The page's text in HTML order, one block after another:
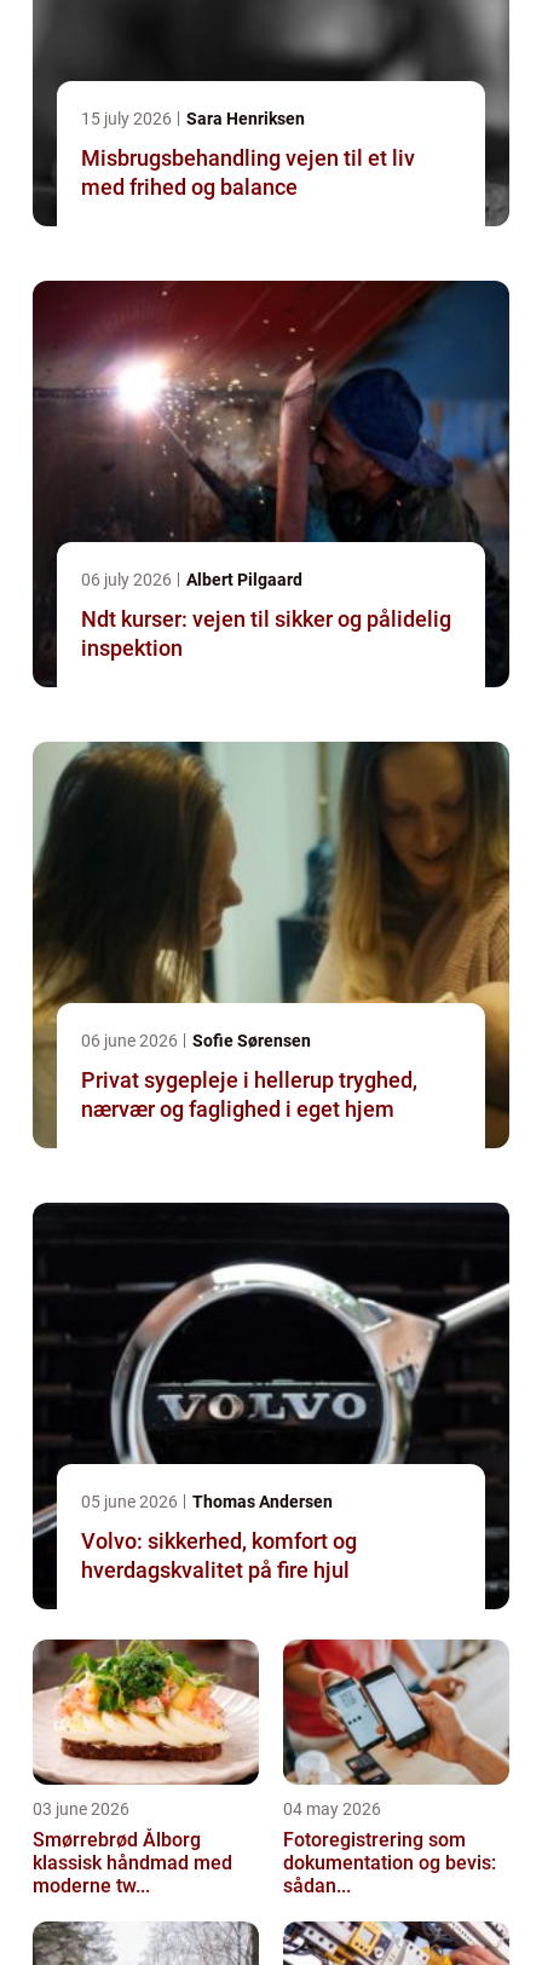
15 july 2026 Sara Henriksen
Misbrugsbehandling vejen til et liv
med frihed og balance
06 july 2026 Albert Pilgaard
Ndt kurser: vejen til sikker og pålidelig
inspektion
06 june 2026 Sofie Sørensen
Privat sygepleje i hellerup tryghed,
nærvær og faglighed i eget hjem
05 june 2026 Thomas Andersen
Volvo: sikkerhed, komfort og
hverdagskvalitet på fire hjul
03 june 2026
Smørrebrød Ålborg
klassisk håndmad med
moderne tw...
04 may 2026
Fotoregistrering som
dokumentation og bevis:
sådan...